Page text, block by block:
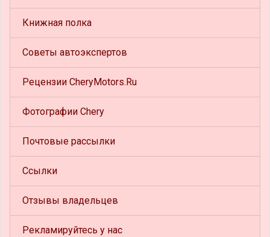
Книжная полка
Советы автоэкспертов
Рецензии CheryMotors.Ru
Фотографии Chery
Почтовые рассылки
Ссылки
Отзывы владельцев
Рекламируйтесь у нас